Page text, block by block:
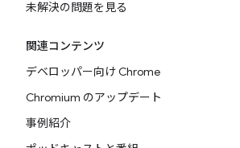
未解決の問題を見る
関連コンテンツ
デベロッパー向け Chrome
Chromium のアップデート
事例紹介